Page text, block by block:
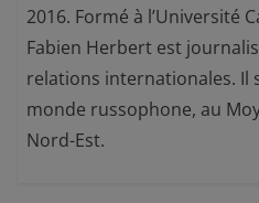
2016. Formé à l’Université
Fabien Herbert est
relations internationales. Il
monde russophone, au
Nord-Est.